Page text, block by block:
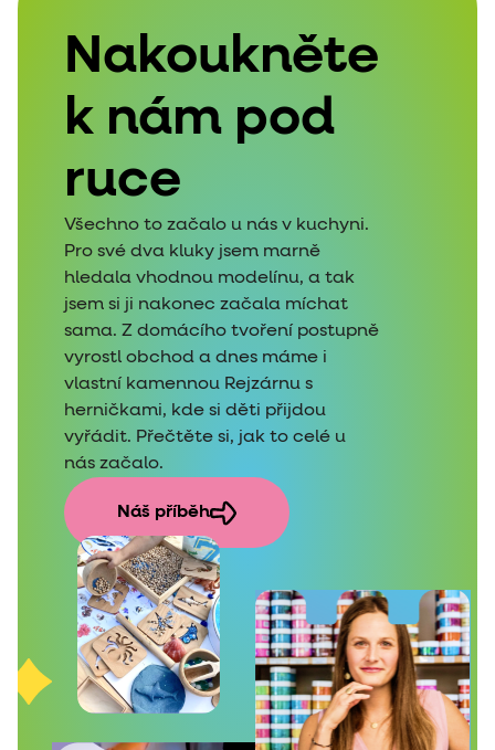
Nakoukněte
k nám pod
ruce
Všechno to začalo u nás v kuchyni.
Pro své dva kluky jsem marně
hledala vhodnou modelínu, a tak
jsem si ji nakonec začala míchat
sama. Z domácího tvoření postupně
vyrostl obchod a dnes máme i
vlastní kamennou Rejzárnu s
herničkami, kde si děti přijdou
vyřádit. Přečtěte si, jak to celé u
nás začalo.
Náš příběh